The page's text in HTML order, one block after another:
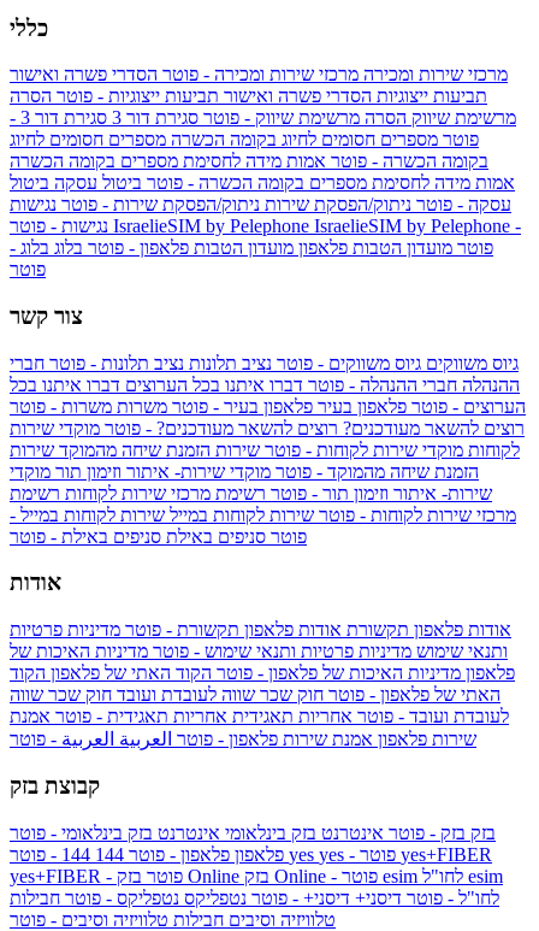
כללי
מרכזי שירות ומכירה מרכזי שירות ומכירה - פוטר הסדרי פשרה ואישור
תביעות ייצוגיות הסדרי פשרה ואישור תביעות ייצוגיות - פוטר הסרה
מרשימת שיווק הסרה מרשימת שיווק - פוטר סגירת דור 3
סגירת דור 3 -
פוטר מספרים חסומים לחיוג בקומה הכשרה מספרים חסומים לחיוג
בקומה הכשרה - פוטר אמות מידה לחסימת מספרים בקומה הכשרה
אמות מידה לחסימת מספרים בקומה הכשרה - פוטר ביטול עסקה ביטול
עסקה - פוטר ניתוק/הפסקת שירות ניתוק/הפסקת שירות - פוטר נגישות
IsraelieSIM by Pelephone IsraelieSIM by Pelephone -
פוטר מועדון הטבות פלאפון מועדון הטבות פלאפון - פוטר בלוג בלוג -
פוטר
צור קשר
גיוס משווקים גיוס משווקים - פוטר נציב תלונות נציב תלונות - פוטר חברי
ההנהלה חברי ההנהלה - פוטר דברו איתנו בכל הערוצים דברו איתנו בכל
הערוצים - פוטר פלאפון בעיר פלאפון בעיר - פוטר משרות משרות - פוטר
רוצים להשאר מעודכנים? רוצים להשאר מעודכנים? - פוטר מוקדי שירות
לקוחות מוקדי שירות לקוחות - פוטר שירות הזמנת שיחה מהמוקד שירות
הזמנת שיחה מהמוקד - פוטר מוקדי שירות- איתור וזימון תור מוקדי
שירות- איתור וזימון תור - פוטר רשימת מרכזי שירות לקוחות רשימת
מרכזי שירות לקוחות - פוטר שירות לקוחות במייל שירות לקוחות במייל -
פוטר סניפים באילת סניפים באילת - פוטר
אודות
אודות פלאפון תקשורת אודות פלאפון תקשורת - פוטר מדיניות פרטיות
ותנאי שימוש מדיניות פרטיות ותנאי שימוש - פוטר מדיניות האיכות של
פלאפון מדיניות האיכות של פלאפון - פוטר הקוד האתי של פלאפון הקוד
האתי של פלאפון - פוטר חוק שכר שווה לעובדת ועובד חוק שכר שווה
לעובדת ועובד - פוטר אחריות תאגידית אחריות תאגידית - פוטר אמנת
שירות פלאפון אמנת שירות פלאפון - פוטר العربية العربية - פוטר
קבוצת בזק
בזק בזק - פוטר אינטרנט בזק בינלאומי אינטרנט בזק בינלאומי - פוטר
פלאפון פלאפון - פוטר 144 yes
yes+FIBER
yes+FIBER - פוטר בזק Online
esim
לחו"ל - פוטר דיסני+ דיסני+ - פוטר נטפליקס נטפליקס - פוטר חבילות
טלוויזיה וסיבים חבילות טלוויזיה וסיבים - פוטר